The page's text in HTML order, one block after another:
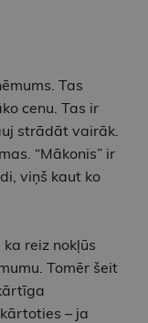
Tas
cenu. Tas ir
strādāt vairāk.
“Mākonis” ir
viņš kaut ko
reiz nokļūs
Tomēr šeit
– ja